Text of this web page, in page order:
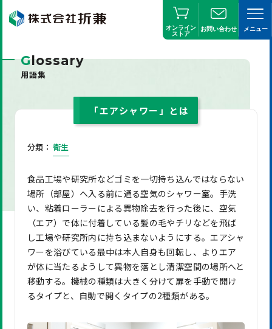
オンライン
ストア
お問い合わせ メニュー
Glossary
用語集
「エアシャワー」とは
分類： 衛生
食品工場や研究所などゴミを一切持ち込んではならない
場所（部屋）へ入る前に通る空気のシャワー室。手洗
い、粘着ローラーによる異物除去を行った後に、空気
（エア）で体に付着している髪の毛やチリなどを飛ば
し工場や研究所内に持ち込まないようにする。エアシャ
ワーを浴びている最中は本人自身も回転し、よりエア
が体に当たるようして異物を落とし清潔空間の場所へと
移動する。機械の種類は大きく分けて扉を手動で開け
るタイプと、自動で開くタイプの2種類がある。